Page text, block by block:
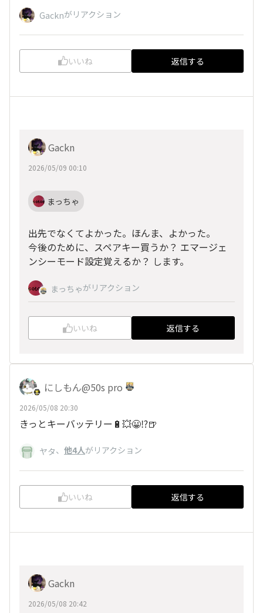
Gacknがリアクション
いいね 返信する
Gackn
2026/05/09 00:10
まっちゃ
出先でなくてよかった。ほんま、よかった。
今後のために、スペアキー買うか？ エマージェ
ンシーモード設定覚えるか？ します。
まっちゃがリアクション
いいね 返信する
にしもん@50s pro
2026/05/08 20:30
きっとキーバッテリー🔋💥😀⁉️🍺
ヤタ、 他4人がリアクション
いいね 返信する
Gackn
2026/05/08 20:42